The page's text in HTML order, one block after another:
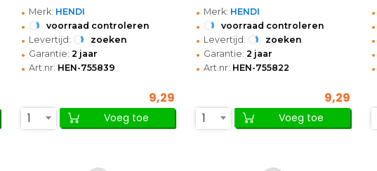
• Merk: HENDI
• voorraad controleren
• Levertijd: zoeken
• Garantie: 2 jaar
• Art.nr: HEN-755839
9,29
1
Voeg toe
• Merk: HENDI
• voorraad controleren
• Levertijd: zoeken
• Garantie: 2 jaar
• Art.nr: HEN-755822
9,29
1
Voeg toe
•
•
•
•
•